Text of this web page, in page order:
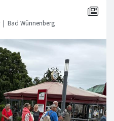
nach Winterberg